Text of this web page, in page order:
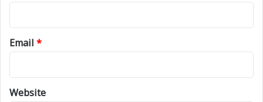
Email *
Website